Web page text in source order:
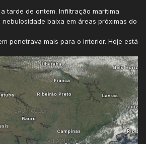
o sol predominou pela manhã,
desde o meio-dia, com máxima na
tarde de ontem. Infiltração marítima
baixa em áreas próximas do
penetrava mais para o interior. Hoje está